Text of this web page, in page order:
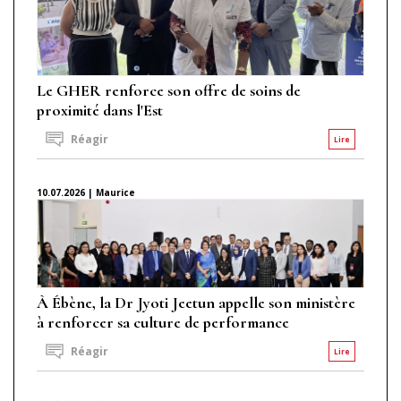
Le GHER renforce son offre de soins de
proximité dans l'Est
Lire
Réagir
10.07.2026 | Maurice
À Ébène, la Dr Jyoti Jeetun appelle son ministère
à renforcer sa culture de performance
Lire
Réagir